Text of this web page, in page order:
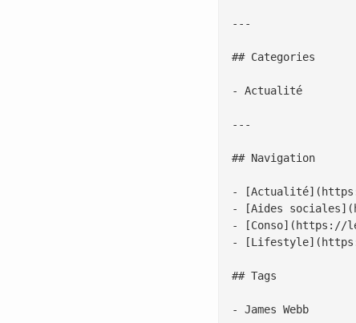
---
## Categories
- Actualité
---
## Navigation
-
- [Aides
- [Conso](https://
-
## Tags
- James Webb